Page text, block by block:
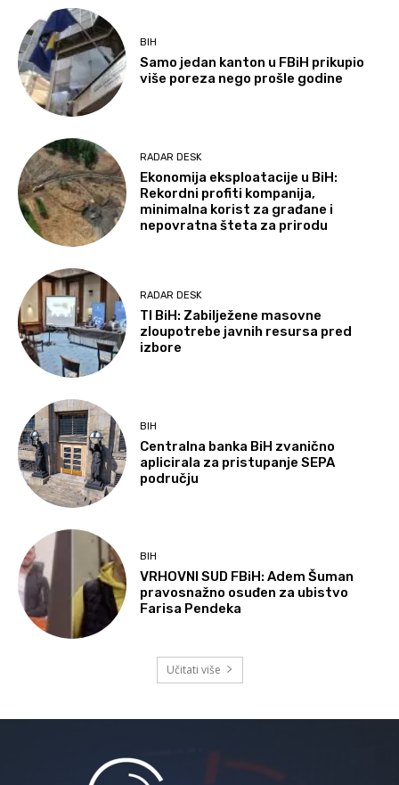
BIH
Samo jedan kanton u FBiH prikupio
više poreza nego prošle godine
RADAR DESK
Ekonomija eksploatacije u BiH:
Rekordni profiti kompanija,
minimalna korist za građane i
nepovratna šteta za prirodu
RADAR DESK
TI BiH: Zabilježene masovne
zloupotrebe javnih resursa pred
izbore
BIH
Centralna banka BiH zvanično
aplicirala za pristupanje SEPA
području
BIH
VRHOVNI SUD FBiH: Adem Šuman
pravosnažno osuđen za ubistvo
Farisa Pendeka
Učitati više